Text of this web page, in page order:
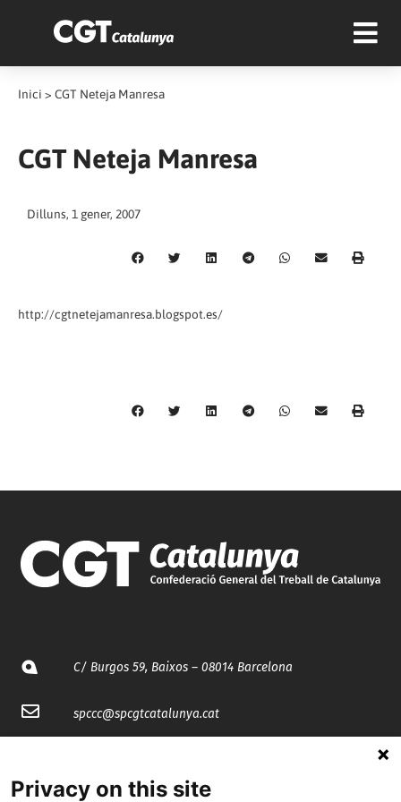
Inici > CGT Neteja Manresa
CGT Neteja Manresa
Dilluns, 1 gener, 2007
http://cgtnetejamanresa.blogspot.es/
C/ Burgos 59, Baixos – 08014 Barcelona
spccc@spcgtcatalunya.cat
Privacy on this site